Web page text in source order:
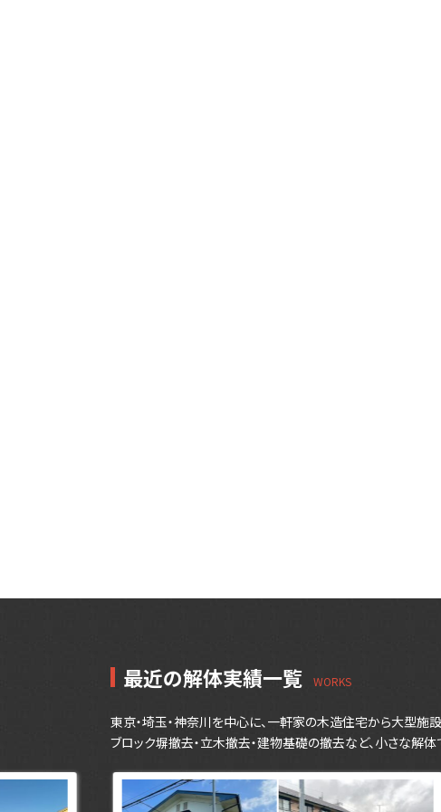
最近の解体実績一覧
東京・埼玉・神奈川を中心に、一軒家の木造住宅から大型施設
ブロック塀撤去・立木撤去・建物基礎の撤去など、小さな解